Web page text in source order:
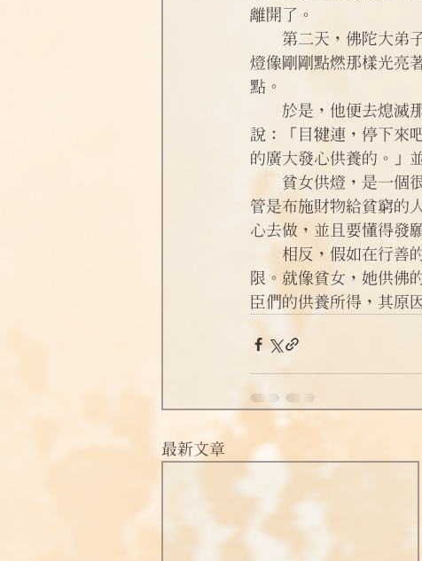
離開了。
第二天，佛陀大弟子
燈像剛剛點燃那樣光亮
點。
於是，他便去熄滅那
說：「目犍連，停下來
的廣大發心供養的。」
貧女供燈，是一個很
管是布施財物給貧窮的
心去做，並且要懂得發
相反，假如在行善的
限。就像貧女，她供佛
臣們的供養所得，其原
最新文章